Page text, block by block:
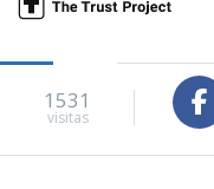
1531
visitas